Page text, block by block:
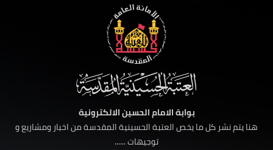
بوابة الامام الحسين الالكترونية
هنا يتم نشر كل ما يخص العتبة الحسينية المقدسة من اخبار ومشاريع و
توجيهات ......